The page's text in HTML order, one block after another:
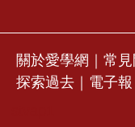
關於愛學網 常見
探索過去
電子報